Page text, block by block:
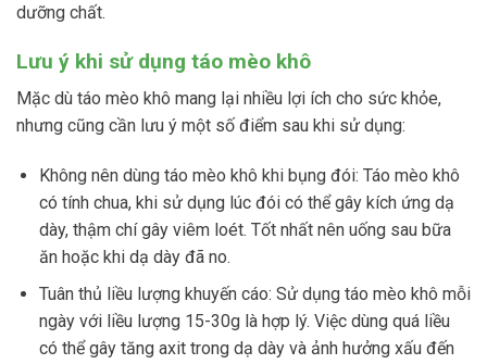
dưỡng chất.
Lưu ý khi sử dụng táo mèo khô
Mặc dù táo mèo khô mang lại nhiều lợi ích cho sức khỏe,
nhưng cũng cần lưu ý một số điểm sau khi sử dụng:
Không nên dùng táo mèo khô khi bụng đói: Táo mèo khô
có tính chua, khi sử dụng lúc đói có thể gây kích ứng dạ
dày, thậm chí gây viêm loét. Tốt nhất nên uống sau bữa
ăn hoặc khi dạ dày đã no.
Tuân thủ liều lượng khuyến cáo: Sử dụng táo mèo khô mỗi
ngày với liều lượng 15-30g là hợp lý. Việc dùng quá liều
có thể gây tăng axit trong dạ dày và ảnh hưởng xấu đến